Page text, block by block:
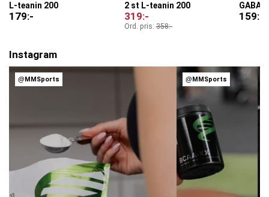
L-teanin 200
179:-
2 st L-teanin 200
319:-
Ord. pris:358:-
GABA
159:-
Instagram
@MMSports @MMSports